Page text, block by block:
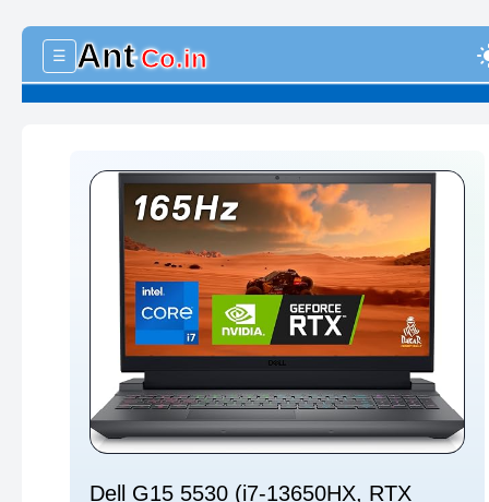
☰ Ant-Co.in
Dell G15 5530 (i7-13650HX, RTX